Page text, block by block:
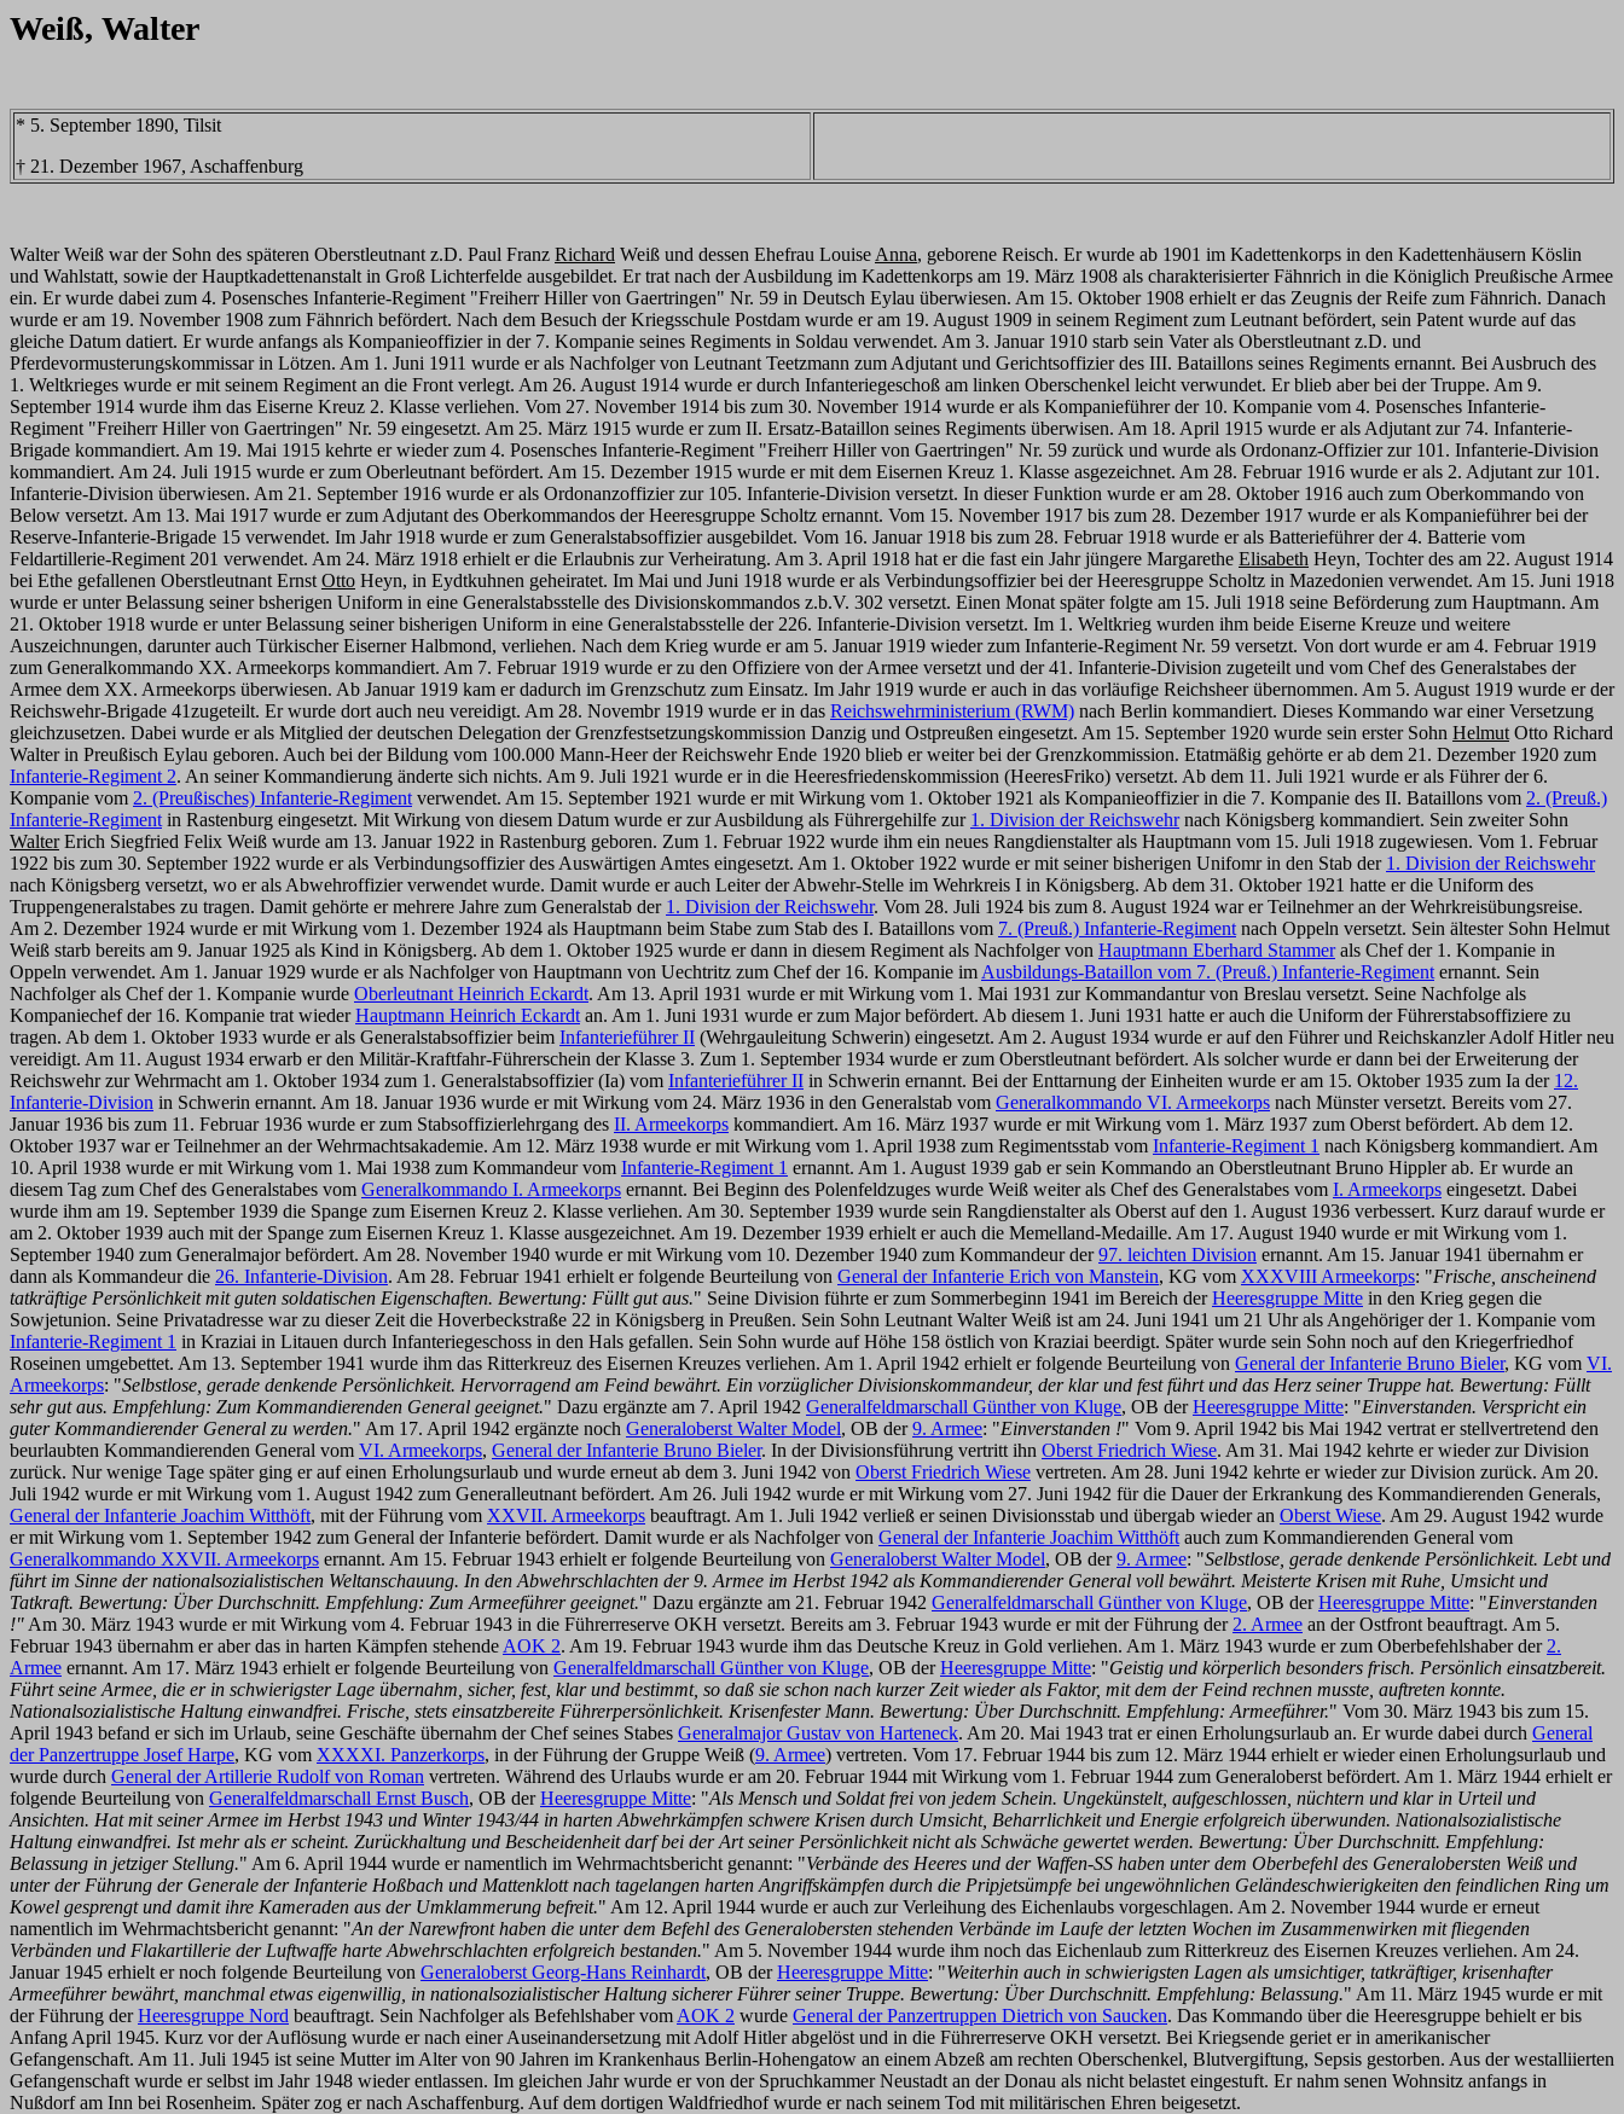
Weiß, Walter
* 5. September 1890, Tilsit
† 21. Dezember 1967, Aschaffenburg
Walter Weiß war der Sohn des späteren Oberstleutnant z.D. Paul Franz Richard Weiß und dessen Ehefrau Louise Anna, geborene Reisch. Er wurde ab 1901 im Kadettenkorps in den Kadettenhäusern Köslin
und Wahlstatt, sowie der Hauptkadettenanstalt in Groß Lichterfelde ausgebildet. Er trat nach der Ausbildung im Kadettenkorps am 19. März 1908 als charakterisierter Fähnrich in die Königlich Preußische Armee
ein. Er wurde dabei zum 4. Posensches Infanterie-Regiment "Freiherr Hiller von Gaertringen" Nr. 59 in Deutsch Eylau überwiesen. Am 15. Oktober 1908 erhielt er das Zeugnis der Reife zum Fähnrich. Danach
wurde er am 19. November 1908 zum Fähnrich befördert. Nach dem Besuch der Kriegsschule Postdam wurde er am 19. August 1909 in seinem Regiment zum Leutnant befördert, sein Patent wurde auf das
gleiche Datum datiert. Er wurde anfangs als Kompanieoffizier in der 7. Kompanie seines Regiments in Soldau verwendet. Am 3. Januar 1910 starb sein Vater als Oberstleutnant z.D. und
Pferdevormusterungskommissar in Lötzen. Am 1. Juni 1911 wurde er als Nachfolger von Leutnant Teetzmann zum Adjutant und Gerichtsoffizier des III. Bataillons seines Regiments ernannt. Bei Ausbruch des
1. Weltkrieges wurde er mit seinem Regiment an die Front verlegt. Am 26. August 1914 wurde er durch Infanteriegeschoß am linken Oberschenkel leicht verwundet. Er blieb aber bei der Truppe. Am 9.
September 1914 wurde ihm das Eiserne Kreuz 2. Klasse verliehen. Vom 27. November 1914 bis zum 30. November 1914 wurde er als Kompanieführer der 10. Kompanie vom 4. Posensches Infanterie-
Regiment "Freiherr Hiller von Gaertringen" Nr. 59 eingesetzt. Am 25. März 1915 wurde er zum II. Ersatz-Bataillon seines Regiments überwisen. Am 18. April 1915 wurde er als Adjutant zur 74. Infanterie-
Brigade kommandiert. Am 19. Mai 1915 kehrte er wieder zum 4. Posensches Infanterie-Regiment "Freiherr Hiller von Gaertringen" Nr. 59 zurück und wurde als Ordonanz-Offizier zur 101. Infanterie-Division
kommandiert. Am 24. Juli 1915 wurde er zum Oberleutnant befördert. Am 15. Dezember 1915 wurde er mit dem Eisernen Kreuz 1. Klasse asgezeichnet. Am 28. Februar 1916 wurde er als 2. Adjutant zur 101.
Infanterie-Division überwiesen. Am 21. September 1916 wurde er als Ordonanzoffizier zur 105. Infanterie-Division versetzt. In dieser Funktion wurde er am 28. Oktober 1916 auch zum Oberkommando von
Below versetzt. Am 13. Mai 1917 wurde er zum Adjutant des Oberkommandos der Heeresgruppe Scholtz ernannt. Vom 15. November 1917 bis zum 28. Dezember 1917 wurde er als Kompanieführer bei der
Reserve-Infanterie-Brigade 15 verwendet. Im Jahr 1918 wurde er zum Generalstabsoffizier ausgebildet. Vom 16. Januar 1918 bis zum 28. Februar 1918 wurde er als Batterieführer der 4. Batterie vom
Feldartillerie-Regiment 201 verwendet. Am 24. März 1918 erhielt er die Erlaubnis zur Verheiratung. Am 3. April 1918 hat er die fast ein Jahr jüngere Margarethe Elisabeth Heyn, Tochter des am 22. August 1914
bei Ethe gefallenen Oberstleutnant Ernst Otto Heyn, in Eydtkuhnen geheiratet. Im Mai und Juni 1918 wurde er als Verbindungsoffizier bei der Heeresgruppe Scholtz in Mazedonien verwendet. Am 15. Juni 1918
wurde er unter Belassung seiner bsherigen Uniform in eine Generalstabsstelle des Divisionskommandos z.b.V. 302 versetzt. Einen Monat später folgte am 15. Juli 1918 seine Beförderung zum Hauptmann. Am
21. Oktober 1918 wurde er unter Belassung seiner bisherigen Uniform in eine Generalstabsstelle der 226. Infanterie-Division versetzt. Im 1. Weltkrieg wurden ihm beide Eiserne Kreuze und weitere
Auszeichnungen, darunter auch Türkischer Eiserner Halbmond, verliehen. Nach dem Krieg wurde er am 5. Januar 1919 wieder zum Infanterie-Regiment Nr. 59 versetzt. Von dort wurde er am 4. Februar 1919
zum Generalkommando XX. Armeekorps kommandiert. Am 7. Februar 1919 wurde er zu den Offiziere von der Armee versetzt und der 41. Infanterie-Division zugeteilt und vom Chef des Generalstabes der
Armee dem XX. Armeekorps überwiesen. Ab Januar 1919 kam er dadurch im Grenzschutz zum Einsatz. Im Jahr 1919 wurde er auch in das vorläufige Reichsheer übernommen. Am 5. August 1919 wurde er der
Reichswehr-Brigade 41zugeteilt. Er wurde dort auch neu vereidigt. Am 28. Novembr 1919 wurde er in das Reichswehrministerium (RWM) nach Berlin kommandiert. Dieses Kommando war einer Versetzung
gleichzusetzen. Dabei wurde er als Mitglied der deutschen Delegation der Grenzfestsetzungskommission Danzig und Ostpreußen eingesetzt. Am 15. September 1920 wurde sein erster Sohn Helmut Otto Richard
Walter in Preußisch Eylau geboren. Auch bei der Bildung vom 100.000 Mann-Heer der Reichswehr Ende 1920 blieb er weiter bei der Grenzkommission. Etatmäßig gehörte er ab dem 21. Dezember 1920 zum
Infanterie-Regiment 2. An seiner Kommandierung änderte sich nichts. Am 9. Juli 1921 wurde er in die Heeresfriedenskommission (HeeresFriko) versetzt. Ab dem 11. Juli 1921 wurde er als Führer der 6.
Kompanie vom 2. (Preußisches) Infanterie-Regiment verwendet. Am 15. September 1921 wurde er mit Wirkung vom 1. Oktober 1921 als Kompanieoffizier in die 7. Kompanie des II. Bataillons vom 2. (Preuß.)
Infanterie-Regiment in Rastenburg eingesetzt. Mit Wirkung von diesem Datum wurde er zur Ausbildung als Führergehilfe zur 1. Division der Reichswehrnach Königsberg kommandiert. Sein zweiter Sohn
WalterErich Siegfried Felix Weiß wurde am 13. Januar 1922 in Rastenburg geboren. Zum 1. Februar 1922 wurde ihm ein neues Rangdienstalter als Hauptmann vom 15. Juli 1918 zugewiesen. Vom 1. Februar
1922 bis zum 30. September 1922 wurde er als Verbindungsoffizier des Auswärtigen Amtes eingesetzt. Am 1. Oktober 1922 wurde er mit seiner bisherigen Unifomr in den Stab der 1. Division der Reichswehr
nach Königsberg versetzt, wo er als Abwehroffizier verwendet wurde. Damit wurde er auch Leiter der Abwehr-Stelle im Wehrkreis I in Königsberg. Ab dem 31. Oktober 1921 hatte er die Uniform des
Truppengeneralstabes zu tragen. Damit gehörte er mehrere Jahre zum Generalstab der 1. Division der Reichswehr. Vom 28. Juli 1924 bis zum 8. August 1924 war er Teilnehmer an der Wehrkreisübungsreise.
Am 2. Dezember 1924 wurde er mit Wirkung vom 1. Dezember 1924 als Hauptmann beim Stabe zum Stab des I. Bataillons vom 7. (Preuß.) Infanterie-Regiment nach Oppeln versetzt. Sein ältester Sohn Helmut
Weiß starb bereits am 9. Januar 1925 als Kind in Königsberg. Ab dem 1. Oktober 1925 wurde er dann in diesem Regiment als Nachfolger von Hauptmann Eberhard Stammerals Chef der 1. Kompanie in
Oppeln verwendet. Am 1. Januar 1929 wurde er als Nachfolger von Hauptmann von Uechtritz zum Chef der 16. Kompanie im Ausbildungs-Bataillon vom 7. (Preuß.) Infanterie-Regiment ernannt. Sein
Nachfolger als Chef der 1. Kompanie wurde Oberleutnant Heinrich Eckardt. Am 13. April 1931 wurde er mit Wirkung vom 1. Mai 1931 zur Kommandantur von Breslau versetzt. Seine Nachfolge als
Kompaniechef der 16. Kompanie trat wiederHauptmann Heinrich Eckardt an. Am 1. Juni 1931 wurde er zum Major befördert. Ab diesem 1. Juni 1931 hatte er auch die Uniform der Führerstabsoffiziere zu
tragen. Ab dem 1. Oktober 1933 wurde er als Generalstabsoffizier beim Infanterieführer II (Wehrgauleitung Schwerin) eingesetzt. Am 2. August 1934 wurde er auf den Führer und Reichskanzler Adolf Hitler neu
vereidigt. Am 11. August 1934 erwarb er den Militär-Kraftfahr-Führerschein der Klasse 3. Zum 1. September 1934 wurde er zum Oberstleutnant befördert. Als solcher wurde er dann bei der Erweiterung der
Reichswehr zur Wehrmacht am 1. Oktober 1934 zum 1. Generalstabsoffizier (Ia) vom Infanterieführer II in Schwerin ernannt. Bei der Enttarnung der Einheiten wurde er am 15. Oktober 1935 zum Ia der 12.
Infanterie-Division in Schwerin ernannt. Am 18. Januar 1936 wurde er mit Wirkung vom 24. März 1936 in den Generalstab vom Generalkommando VI. Armeekorps nach Münster versetzt. Bereits vom 27.
Januar 1936 bis zum 11. Februar 1936 wurde er zum Stabsoffizierlehrgang des II. Armeekorps kommandiert. Am 16. März 1937 wurde er mit Wirkung vom 1. März 1937 zum Oberst befördert. Ab dem 12.
Oktober 1937 war er Teilnehmer an der Wehrmachtsakademie. Am 12. März 1938 wurde er mit Wirkung vom 1. April 1938 zum Regimentsstab vom Infanterie-Regiment 1 nach Königsberg kommandiert. Am
10. April 1938 wurde er mit Wirkung vom 1. Mai 1938 zum Kommandeur vom Infanterie-Regiment 1 ernannt. Am 1. August 1939 gab er sein Kommando an Oberstleutnant Bruno Hippler ab. Er wurde an
diesem Tag zum Chef des Generalstabes vom Generalkommando I. Armeekorps ernannt. Bei Beginn des Polenfeldzuges wurde Weiß weiter als Chef des Generalstabes vom I. Armeekorps eingesetzt. Dabei
wurde ihm am 19. September 1939 die Spange zum Eisernen Kreuz 2. Klasse verliehen. Am 30. September 1939 wurde sein Rangdienstalter als Oberst auf den 1. August 1936 verbessert. Kurz darauf wurde er
am 2. Oktober 1939 auch mit der Spange zum Eisernen Kreuz 1. Klasse ausgezeichnet. Am 19. Dezember 1939 erhielt er auch die Memelland-Medaille. Am 17. August 1940 wurde er mit Wirkung vom 1.
September 1940 zum Generalmajor befördert. Am 28. November 1940 wurde er mit Wirkung vom 10. Dezember 1940 zum Kommandeur der97. leichten Division ernannt. Am 15. Januar 1941 übernahm er
dann als Kommandeur die 26. Infanterie-Division. Am 28. Februar 1941 erhielt er folgende Beurteilung von General der Infanterie Erich von Manstein, KG vom XXXVIII Armeekorps: "Frische, anscheinend
tatkräftige Persönlichkeit mit guten soldatischen Eigenschaften. Bewertung: Füllt gut aus." Seine Division führte er zum Sommerbeginn 1941 im Bereich derHeeresgruppe Mitte in den Krieg gegen die
Sowjetunion. Seine Privatadresse war zu dieser Zeit die Hoverbeckstraße 22 in Königsberg in Preußen. Sein Sohn Leutnant Walter Weiß ist am 24. Juni 1941 um 21 Uhr als Angehöriger der 1. Kompanie vom
Infanterie-Regiment 1 in Kraziai in Litauen durch Infanteriegeschoss in den Hals gefallen. Sein Sohn wurde auf Höhe 158 östlich von Kraziai beerdigt. Später wurde sein Sohn noch auf den Kriegerfriedhof
Roseinen umgebettet. Am 13. September 1941 wurde ihm das Ritterkreuz des Eisernen Kreuzes verliehen. Am 1. April 1942 erhielt er folgende Beurteilung von General der Infanterie Bruno Bieler, KG vom VI.
Armeekorps: "Selbstlose, gerade denkende Persönlichkeit. Hervorragend am Feind bewährt. Ein vorzüglicher Divisionskommandeur, der klar und fest führt und das Herz seiner Truppe hat. Bewertung: Füllt
sehr gut aus. Empfehlung: Zum Kommandierenden General geeignet." Dazu ergänzte am 7. April 1942 Generalfeldmarschall Günther von Kluge, OB derHeeresgruppe Mitte: "Einverstanden. Verspricht ein
guter Kommandierender General zu werden." Am 17. April 1942 ergänzte noch Generaloberst Walter Model, OB der9. Armee: "Einverstanden !" Vom 9. April 1942 bis Mai 1942 vertrat er stellvertretend den
beurlaubten Kommandierenden General vom VI. Armeekorps, General der Infanterie Bruno Bieler. In der Divisionsführung vertritt ihn Oberst Friedrich Wiese. Am 31. Mai 1942 kehrte er wieder zur Division
zurück. Nur wenige Tage später ging er auf einen Erholungsurlaub und wurde erneut ab dem 3. Juni 1942 von Oberst Friedrich Wiese vertreten. Am 28. Juni 1942 kehrte er wieder zur Division zurück. Am 20.
Juli 1942 wurde er mit Wirkung vom 1. August 1942 zum Generalleutnant befördert. Am 26. Juli 1942 wurde er mit Wirkung vom 27. Juni 1942 für die Dauer der Erkrankung des Kommandierenden Generals,
General der Infanterie Joachim Witthöft, mit der Führung vom XXVII. Armeekorps beauftragt. Am 1. Juli 1942 verließ er seinen Divisionsstab und übergab wieder an Oberst Wiese. Am 29. August 1942 wurde
er mit Wirkung vom 1. September 1942 zum General der Infanterie befördert. Damit wurde er als Nachfolger von General der Infanterie Joachim Witthöft auch zum Kommandierenden General vom
Generalkommando XXVII. Armeekorps ernannt. Am 15. Februar 1943 erhielt er folgende Beurteilung von Generaloberst Walter Model, OB der9. Armee: "Selbstlose, gerade denkende Persönlichkeit. Lebt und
führt im Sinne der nationalsozialistischen Weltanschauung. In den Abwehrschlachten der 9. Armee im Herbst 1942 als Kommandierender General voll bewährt. Meisterte Krisen mit Ruhe, Umsicht und
Tatkraft. Bewertung: Über Durchschnitt. Empfehlung: Zum Armeeführer geeignet." Dazu ergänzte am 21. Februar 1942 Generalfeldmarschall Günther von Kluge, OB derHeeresgruppe Mitte: "Einverstanden
!" Am 30. März 1943 wurde er mit Wirkung vom 4. Februar 1943 in die Führerreserve OKH versetzt. Bereits am 3. Februar 1943 wurde er mit der Führung der 2. Armee an der Ostfront beauftragt. Am 5.
Februar 1943 übernahm er aber das in harten Kämpfen stehende AOK 2. Am 19. Februar 1943 wurde ihm das Deutsche Kreuz in Gold verliehen. Am 1. März 1943 wurde er zum Oberbefehlshaber der 2.
Armee ernannt. Am 17. März 1943 erhielt er folgende Beurteilung von Generalfeldmarschall Günther von Kluge, OB derHeeresgruppe Mitte: "Geistig und körperlich besonders frisch. Persönlich einsatzbereit.
Führt seine Armee, die er in schwierigster Lage übernahm, sicher, fest, klar und bestimmt, so daß sie schon nach kurzer Zeit wieder als Faktor, mit dem der Feind rechnen musste, auftreten konnte.
Nationalsozialistische Haltung einwandfrei. Frische, stets einsatzbereite Führerpersönlichkeit. Krisenfester Mann. Bewertung: Über Durchschnitt. Empfehlung: Armeeführer." Vom 30. März 1943 bis zum 15.
April 1943 befand er sich im Urlaub, seine Geschäfte übernahm der Chef seines Stabes Generalmajor Gustav von Harteneck. Am 20. Mai 1943 trat er einen Erholungsurlaub an. Er wurde dabei durch General
der Panzertruppe Josef Harpe, KG vom XXXXI. Panzerkorps, in der Führung der Gruppe Weiß (9. Armee) vertreten. Vom 17. Februar 1944 bis zum 12. März 1944 erhielt er wieder einen Erholungsurlaub und
wurde durch General der Artillerie Rudolf von Roman vertreten. Während des Urlaubs wurde er am 20. Februar 1944 mit Wirkung vom 1. Februar 1944 zum Generaloberst befördert. Am 1. März 1944 erhielt er
folgende Beurteilung von Generalfeldmarschall Ernst Busch, OB derHeeresgruppe Mitte: "Als Mensch und Soldat frei von jedem Schein. Ungekünstelt, aufgeschlossen, nüchtern und klar in Urteil und
Ansichten. Hat mit seiner Armee im Herbst 1943 und Winter 1943/44 in harten Abwehrkämpfen schwere Krisen durch Umsicht, Beharrlichkeit und Energie erfolgreich überwunden. Nationalsozialistische
Haltung einwandfrei. Ist mehr als er scheint. Zurückhaltung und Bescheidenheit darf bei der Art seiner Persönlichkeit nicht als Schwäche gewertet werden. Bewertung: Über Durchschnitt. Empfehlung:
Belassung in jetziger Stellung." Am 6. April 1944 wurde er namentlich im Wehrmachtsbericht genannt: "Verbände des Heeres und der Waffen-SS haben unter dem Oberbefehl des Generalobersten Weiß und
unter der Führung der Generale der Infanterie Hoßbach und Mattenklott nach tagelangen harten Angriffskämpfen durch die Pripjetsümpfe bei ungewöhnlichen Geländeschwierigkeiten den feindlichen Ring um
Kowel gesprengt und damit ihre Kameraden aus der Umklammerung befreit." Am 12. April 1944 wurde er auch zur Verleihung des Eichenlaubs vorgeschlagen. Am 2. November 1944 wurde er erneut
namentlich im Wehrmachtsbericht genannt: "An der Narewfront haben die unter dem Befehl des Generalobersten stehenden Verbände im Laufe der letzten Wochen im Zusammenwirken mit fliegenden
Verbänden und Flakartillerie der Luftwaffe harte Abwehrschlachten erfolgreich bestanden." Am 5. November 1944 wurde ihm noch das Eichenlaub zum Ritterkreuz des Eisernen Kreuzes verliehen. Am 24.
Januar 1945 erhielt er noch folgende Beurteilung von Generaloberst Georg-Hans Reinhardt, OB derHeeresgruppe Mitte: "Weiterhin auch in schwierigsten Lagen als umsichtiger, tatkräftiger, krisenhafter
Armeeführer bewährt, manchmal etwas eigenwillig, in nationalsozialistischer Haltung sicherer Führer seiner Truppe. Bewertung: Über Durchschnitt. Empfehlung: Belassung." Am 11. März 1945 wurde er mit
der Führung derHeeresgruppe Nord beauftragt. Sein Nachfolger als Befehlshaber vom AOK 2 wurde General der Panzertruppen Dietrich von Saucken. Das Kommando über die Heeresgruppe behielt er bis
Anfang April 1945. Kurz vor der Auflösung wurde er nach einer Auseinandersetzung mit Adolf Hitler abgelöst und in die Führerreserve OKH versetzt. Bei Kriegsende geriet er in amerikanischer
Gefangenschaft. Am 11. Juli 1945 ist seine Mutter im Alter von 90 Jahren im Krankenhaus Berlin-Hohengatow an einem Abzeß am rechten Oberschenkel, Blutvergiftung, Sepsis gestorben. Aus der westalliierten
Gefangenschaft wurde er selbst im Jahr 1948 wieder entlassen. Im gleichen Jahr wurde er von der Spruchkammer Neustadt an der Donau als nicht belastet eingestuft. Er nahm senen Wohnsitz anfangs in
Nußdorf am Inn bei Rosenheim. Später zog er nach Aschaffenburg. Auf dem dortigen Waldfriedhof wurde er nach seinem Tod mit militärischen Ehren beigesetzt.